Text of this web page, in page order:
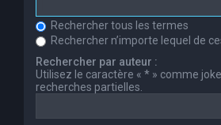
Rechercher tous les termes
Rechercher n’importe lequel de
Rechercher par auteur :
Utilisez le caractère « * » comme
recherches partielles.